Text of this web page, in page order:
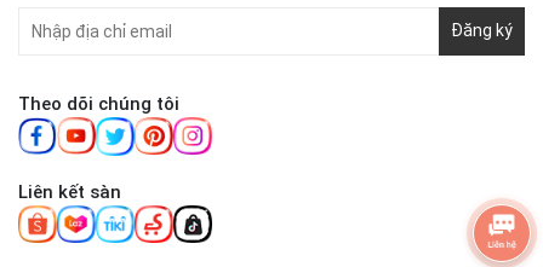
Đăng ký
Theo dõi chúng tôi
Liên kết sàn